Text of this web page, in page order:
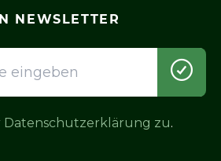
NEWSLETTER
Datenschutzerklärung zu.